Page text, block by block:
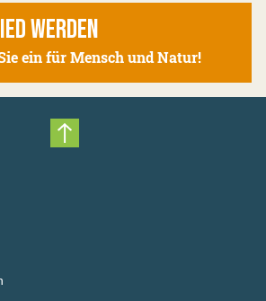
WERDEN
ein für Mensch und Natur!
Nach oben scrollen